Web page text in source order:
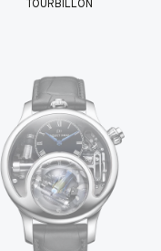
TOURBILLON